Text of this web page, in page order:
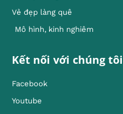
Vẻ đẹp làng quê
Mô hình, kinh nghiêm
Kết nối với chúng tôi
Facebook
Youtube